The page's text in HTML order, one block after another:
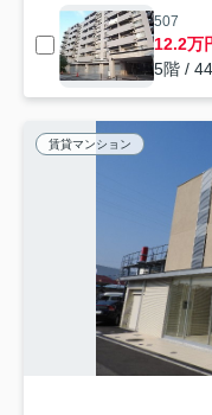
507
12.2万
5階 /
賃貸マンション